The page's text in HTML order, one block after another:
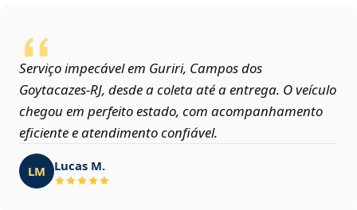
Serviço impecável em Guriri, Campos dos
Goytacazes‑RJ, desde a coleta até a entrega. O veículo
chegou em perfeito estado, com acompanhamento
eficiente e atendimento confiável.
LM Lucas M.